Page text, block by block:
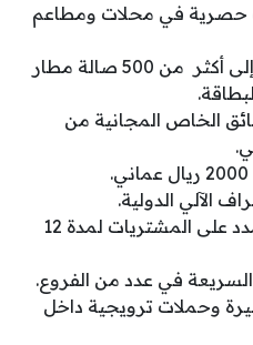
في محلات ومطاعم
السماج بالدخول مجانًا إلى أكثر من 500 صالة مطار
الخاص المجانية من
الآلي الدولية.
الحصول على ضمان ممدد على المشتريات لمدة 12
في عدد من الفروع.
وحملات ترويجية داخل